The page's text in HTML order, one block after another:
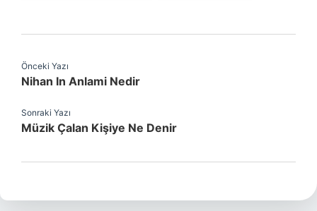
Önceki Yazı
Nihan In Anlami Nedir
Sonraki Yazı
Müzik Çalan Kişiye Ne Denir